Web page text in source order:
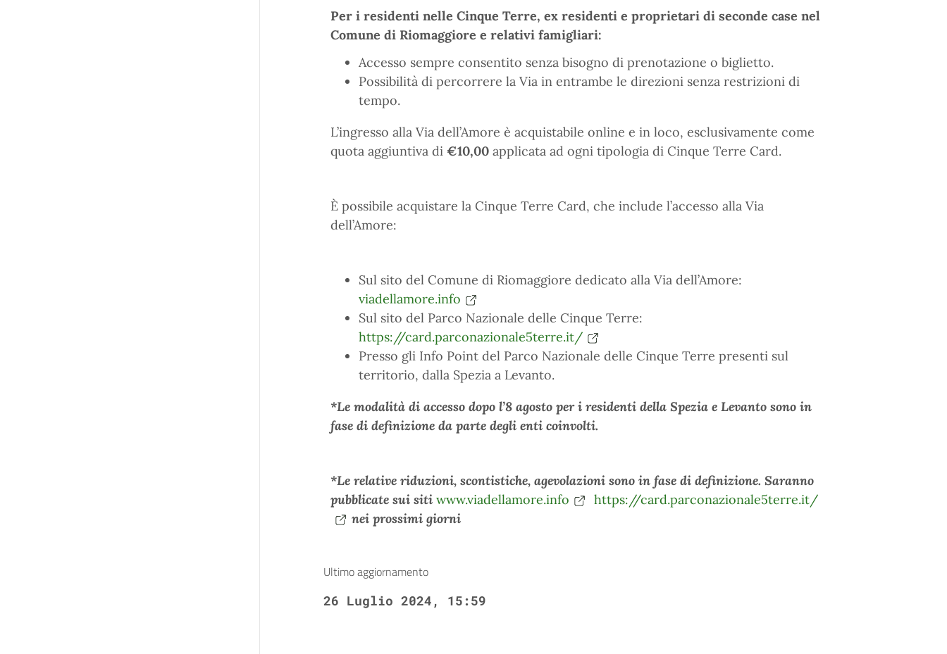
Per i residenti nelle Cinque Terre, ex residenti e proprietari di seconde case nel
Comune di Riomaggiore e relativi famigliari:
Accesso sempre consentito senza bisogno di prenotazione o biglietto.
Possibilità di percorrere la Via in entrambe le direzioni senza restrizioni di
tempo.
L’ingresso alla Via dell’Amore è acquistabile online e in loco, esclusivamente come
quota aggiuntiva di €10,00applicata ad ogni tipologia di Cinque Terre Card.
È possibile acquistare la Cinque Terre Card, che include l’accesso alla Via
dell’Amore:
Sul sito del Comune di Riomaggiore dedicato alla Via dell’Amore:
viadellamore.info
Sul sito del Parco Nazionale delle Cinque Terre:
https://card.parconazionale5terre.it/
Presso gli Info Point del Parco Nazionale delle Cinque Terre presenti sul
territorio, dalla Spezia a Levanto.
*Le modalità di accesso dopo l’8 agosto per i residenti della Spezia e Levanto sono in
fase di definizione da parte degli enti coinvolti.
*Le relative riduzioni, scontistiche, agevolazioni sono in fase di definizione. Saranno
pubblicate sui siti www.viadellamore.info
https://card.parconazionale5terre.it/
nei prossimi giorni
Ultimo aggiornamento
26 Luglio 2024, 15:59